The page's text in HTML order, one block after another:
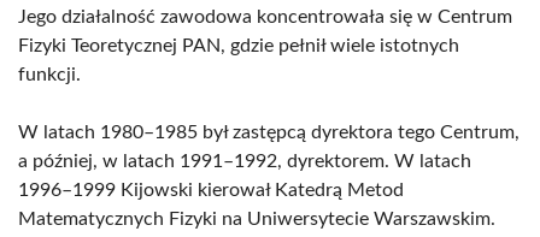
Jego działalność zawodowa koncentrowała się w Centrum
Fizyki Teoretycznej PAN, gdzie pełnił wiele istotnych
funkcji.
W latach 1980–1985 był zastępcą dyrektora tego Centrum,
a później, w latach 1991–1992, dyrektorem. W latach
1996–1999 Kijowski kierował Katedrą Metod
Matematycznych Fizyki na Uniwersytecie Warszawskim.